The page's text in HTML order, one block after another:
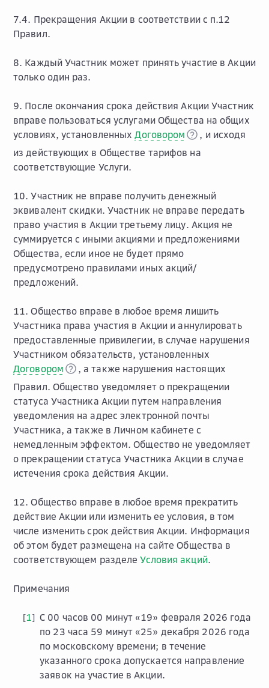
7.4. Прекращения Акции в соответствии с п.12
Правил.
8. Каждый Участник может принять участие в Акции
только один раз.
9. После окончания срока действия Акции Участник
вправе пользоваться услугами Общества на общих
условиях, установленныхДоговором
, и исходя
из действующих в Обществе тарифов на
соответствующие Услуги.
10. Участник не вправе получить денежный
эквивалент скидки. Участник не вправе передать
право участия в Акции третьему лицу. Акция не
суммируется с иными акциями и предложениями
Общества, если иное не будет прямо
предусмотрено правилами иных акций/
предложений.
11. Общество вправе в любое время лишить
Участника права участия в Акции и аннулировать
предоставленные привилегии, в случае нарушения
Участником обязательств, установленных
Договором
, а также нарушения настоящих
Правил. Общество уведомляет о прекращении
статуса Участника Акции путем направления
уведомления на адрес электронной почты
Участника, а также в Личном кабинете с
немедленным эффектом. Общество не уведомляет
о прекращении статуса Участника Акции в случае
истечения срока действия Акции.
12. Общество вправе в любое время прекратить
действие Акции или изменить ее условия, в том
числе изменить срок действия Акции. Информация
об этом будет размещена на сайте Общества в
соответствующем разделеУсловия акций.
Примечания
[1] С 00 часов 00 минут «19» февраля 2026 года
по 23 часа 59 минут «25» декабря 2026 года
по московскому времени; в течение
указанного срока допускается направление
заявок на участие в Акции.